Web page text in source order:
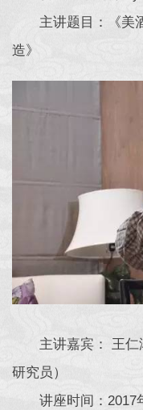
主讲题目：《美
造》
主讲嘉宾： 王仁
研究员）
讲座时间：2017